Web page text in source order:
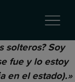
solteros? Soy
fue y lo estoy
en el estado).»